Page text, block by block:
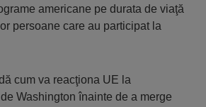
americane pe durata de viaţă
persoane care au participat la
cum va reacţiona UE la
Washington înainte de a merge